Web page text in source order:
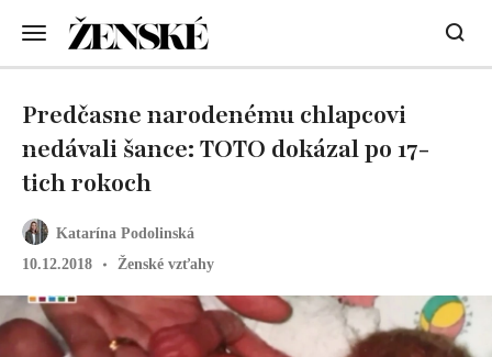
Katarína Podolinská
10.12.2018
Ženské vzťahy
Predčasne narodenému chlapcovi
nedávali šance: TOTO dokázal po 17-
tich rokoch